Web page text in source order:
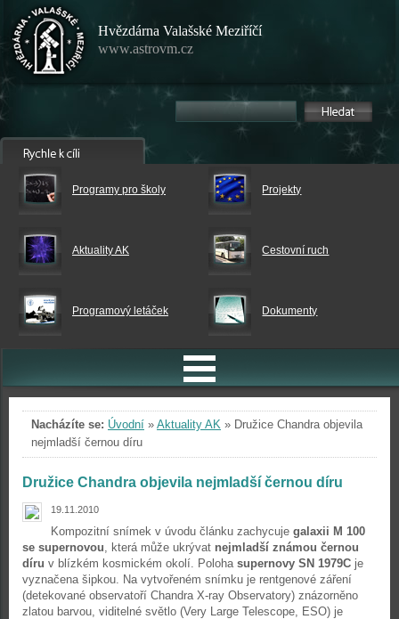
Hvězdárna Valašské Meziříčí
www.astrovm.cz
Programy pro školy Projekty
Aktuality AK Cestovní ruch
Programový letáček Dokumenty
Nacházíte se: Úvodní » Aktuality AK » Družice Chandra objevila
nejmladší černou díru
Družice Chandra objevila nejmladší černou díru
19.11.2010
Kompozitní snímek v úvodu článku zachycuje galaxii M 100
se supernovou, která může ukrývat nejmladší známou černou
díru v blízkém kosmickém okolí. Poloha supernovy SN 1979C je
vyznačena šipkou. Na vytvořeném snímku je rentgenové záření
(detekované observatoří Chandra X-ray Observatory) znázorněno
zlatou barvou, viditelné světlo (Very Large Telescope, ESO) je